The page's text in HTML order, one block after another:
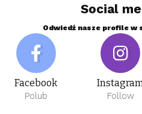
Social
Odwiedź nasze profile w
Facebook
Polub Follow